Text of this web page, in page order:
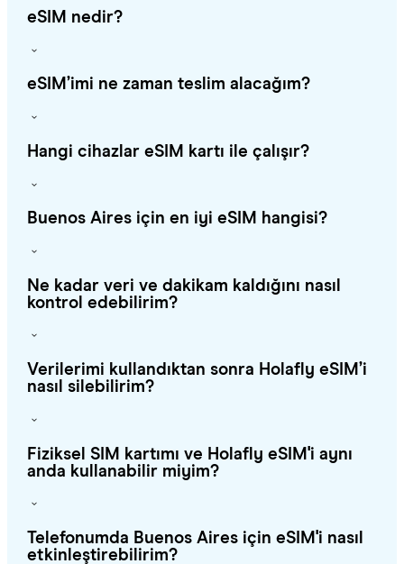
eSIM nedir?
eSIM’imi ne zaman teslim alacağım?
Hangi cihazlar eSIM kartı ile çalışır?
Buenos Aires için en iyi eSIM hangisi?
Ne kadar veri ve dakikam kaldığını nasıl
kontrol edebilirim?
Verilerimi kullandıktan sonra Holafly eSIM’i
nasıl silebilirim?
Fiziksel SIM kartımı ve Holafly eSIM'i aynı
anda kullanabilir miyim?
Telefonumda Buenos Aires için eSIM'i nasıl
etkinleştirebilirim?